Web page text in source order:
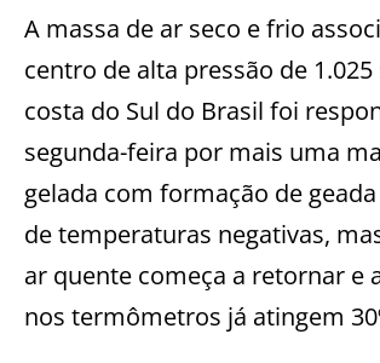
A massa de ar seco e frio
centro de alta pressão de 1.025
costa do Sul do Brasil foi
segunda-feira por mais uma
gelada com formação de
de temperaturas negativas,
ar quente começa a retornar e
nos termômetros já atingem